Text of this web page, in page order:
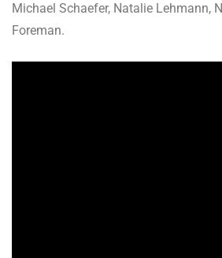
Michael Schaefer, Natalie Lehmann,
Foreman.